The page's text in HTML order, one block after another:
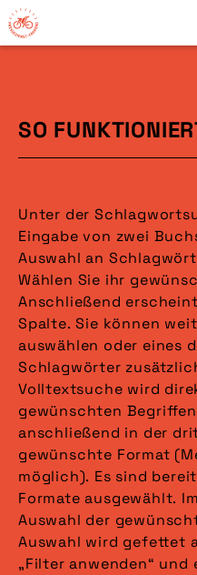
SO
Unter der
Eingabe von zwei
Auswahl an
Wählen Sie ihr
Anschließend
Spalte. Sie können
auswählen oder eines
Schlagwörter
Volltextsuche wird
gewünschten
anschließend in der
gewünschte Format
möglich). Es sind
Formate ausgewählt.
Auswahl der
Auswahl wird gefettet
„Filter anwenden“ und